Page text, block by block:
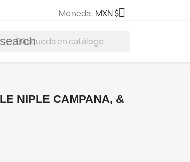
Moneda: MXN $
search
NIPLE CAMPANA, &